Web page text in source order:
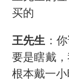
买的
王先生 ：
要是瞎戴
根本戴一小